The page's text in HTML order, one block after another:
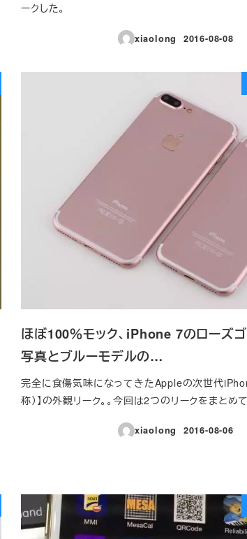
ークした。
xiaolong
投稿日
2016-08-08
ほぼ100％モック、iPhone 7のローズ
写真とブルーモデルの…
完全に食傷気味になってきたAppleの次世代
称）】の外観リーク。。今回は2つのリークをまとめ
xiaolong
投稿日
2016-08-06